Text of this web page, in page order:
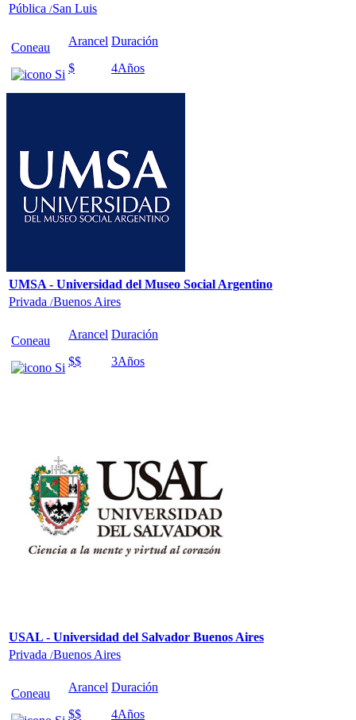
Pública /San Luis
Coneau
Arancel
$
Duración
4Años
UMSA - Universidad del Museo Social Argentino
Privada /Buenos Aires
Coneau
Arancel
$$
Duración
3Años
USAL - Universidad del Salvador Buenos Aires
Privada /Buenos Aires
Coneau
Arancel
$$
Duración
4Años